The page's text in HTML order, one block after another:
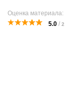
Оценка материала:
5.0 / 2